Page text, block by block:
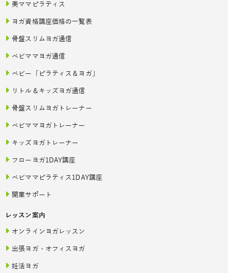
美ママピラティス
ヨガ資格講座価格の一覧表
骨盤スリムヨガ通信
ベビママヨガ通信
ベビー「ピラティス＆ヨガ」
リトル＆キッズヨガ通信
骨盤スリムヨガトレーナー
ベビママヨガトレーナー
キッズヨガトレーナー
フローヨガ1DAY講座
ベビママピラティス1DAY講座
開業サポート
レッスン案内
オンラインヨガレッスン
出張ヨガ・オフィスヨガ
妊活ヨガ